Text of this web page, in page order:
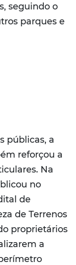
seguindo o
parques e
públicas, a
reforçou a
Na
no
de
de Terrenos
proprietários
a